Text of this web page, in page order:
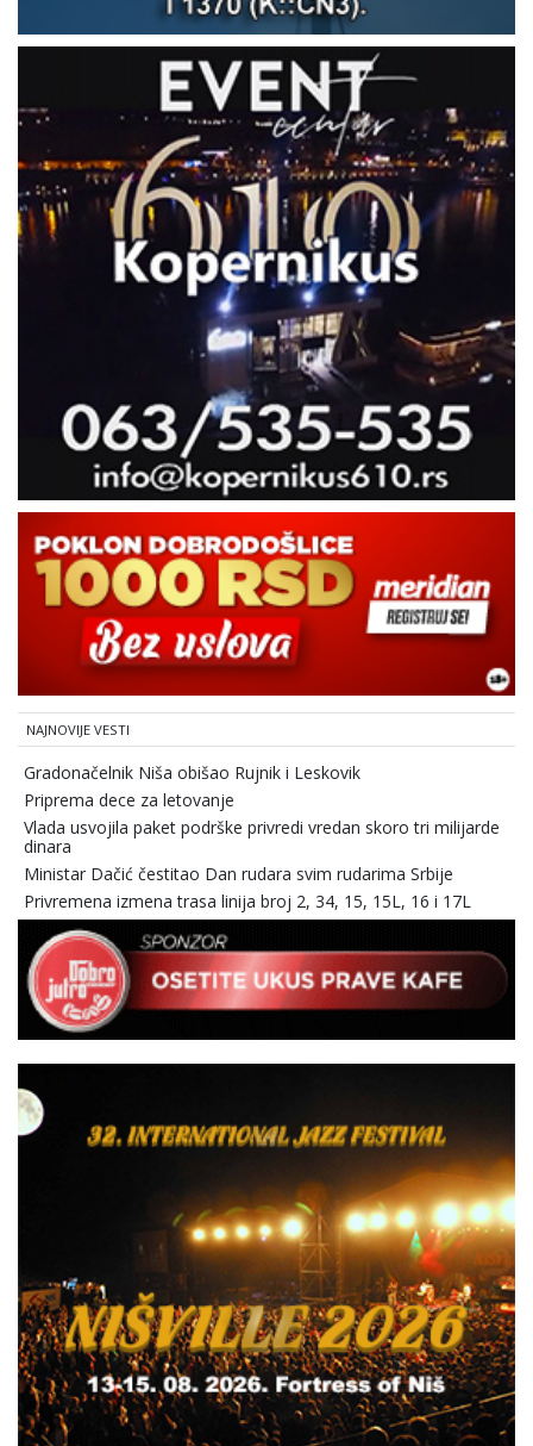
NAJNOVIJE VESTI
Gradonačelnik Niša obišao Rujnik i Leskovik
Priprema dece za letovanje
Vlada usvojila paket podrške privredi vredan skoro tri milijarde
dinara
Ministar Dačić čestitao Dan rudara svim rudarima Srbije
Privremena izmena trasa linija broj 2, 34, 15, 15L, 16 i 17L